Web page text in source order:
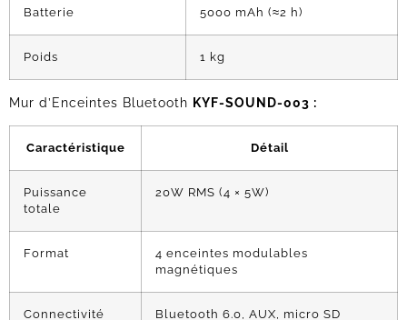
Batterie 5000 mAh (≈2 h)
Poids 1 kg
Mur d’Enceintes Bluetooth KYF-SOUND-003 :
Caractéristique Détail
Puissance
totale
20W RMS (4 × 5W)
Format
4 enceintes modulables
magnétiques
Connectivité Bluetooth 6.0, AUX, micro SD